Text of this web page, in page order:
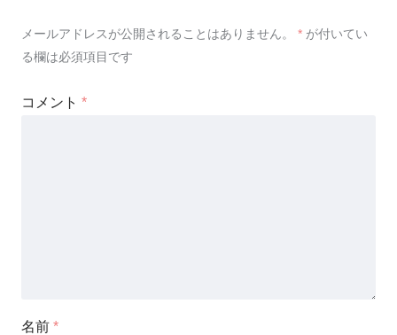
メールアドレスが公開されることはありません。 * が付いてい
る欄は必須項目です
コメント *
名前 *